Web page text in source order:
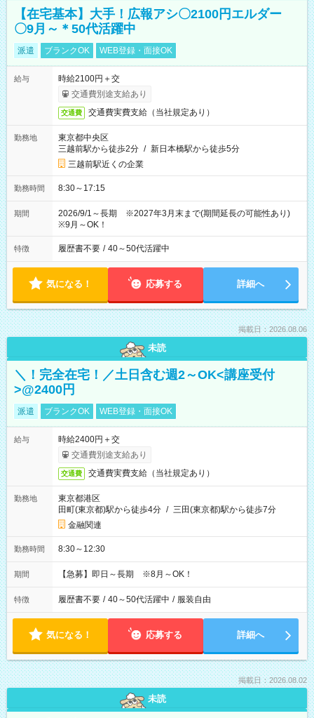
【在宅基本】大手！広報アシ〇2100円エルダー
〇9月～＊50代活躍中
派遣 ブランクOK WEB登録・面接OK
給与
時給2100円＋交
交通費別途支給あり
交通費 交通費実費支給（当社規定あり）
勤務地
東京都中央区
三越前駅から徒歩2分 / 新日本橋駅から徒歩5分
三越前駅近くの企業
勤務時間 8:30～17:15
期間
2026/9/1～長期 ※2027年3月末まで(期間延長の可能性あり)
※9月～OK！
特徴 履歴書不要 / 40～50代活躍中
気になる！ 応募する 詳細へ
掲載日：2026.08.06
未読
＼！完全在宅！／土日含む週2～OK<講座受付
>@2400円
派遣 ブランクOK WEB登録・面接OK
給与
時給2400円＋交
交通費別途支給あり
交通費 交通費実費支給（当社規定あり）
勤務地
東京都港区
田町(東京都)駅から徒歩4分 / 三田(東京都)駅から徒歩7分
金融関連
勤務時間 8:30～12:30
期間 【急募】即日～長期 ※8月～OK！
特徴 履歴書不要 / 40～50代活躍中 / 服装自由
気になる！ 応募する 詳細へ
掲載日：2026.08.02
未読